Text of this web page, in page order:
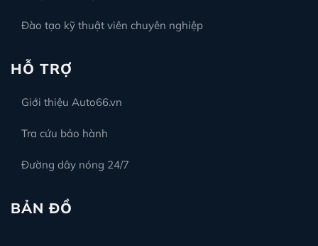
Đào tạo kỹ thuật viên chuyên nghiệp
HỖ TRỢ
Giới thiệu Auto66.vn
Tra cứu bảo hành
Đường dây nóng 24/7
BẢN ĐỒ